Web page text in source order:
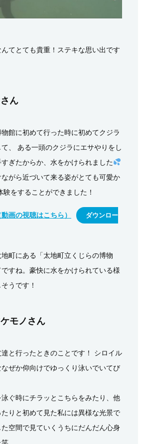
てとても貴重！ステキな思い出です
ん
館に初めて行った時に初めてクジラ
、 ある一頭のクジラにエサやりをし
ぎたからか、水をかけられました
がら近づいて来る姿がとても可愛か
をすることができました！
画の視聴はこちら）
ダウンロー
町にある「太地町立くじらの博物
すね。豪快に水をかけられている様
うです！
モノさん
と行ったときのことです！ シロイル
ぜか仰向けでゆっくり泳いでいてび
ぐ時にチラッとこちらをみたり、他
りと初めて見た私には異様な光景で
空間で見ていくうちにだんだん心身
笑